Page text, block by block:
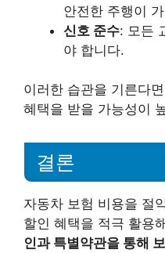
안전한 주행이
신호 준수: 모든
야 합니다.
이러한 습관을 기른다
혜택을 받을 가능성이
결론
자동차 보험 비용을 절
할인 혜택을 적극 활용
인과 특별약관을 통해